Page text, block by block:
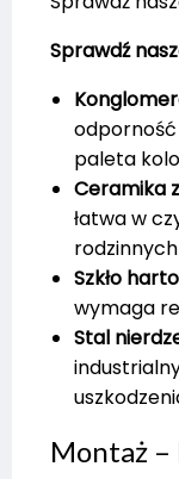
Sprawdź
odporność
paleta
Ceramika
łatwa w
rodzinnych
Szkło
wymaga
Stal
Montaż